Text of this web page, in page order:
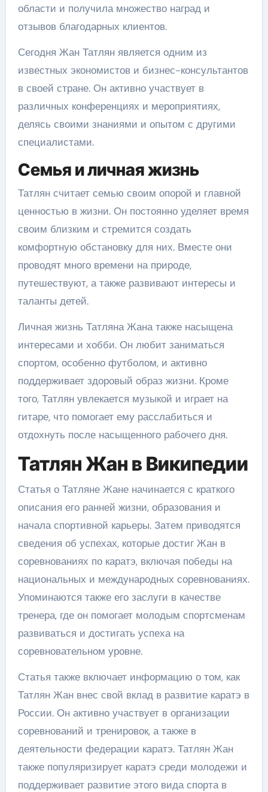
области и получила множество наград и
отзывов благодарных клиентов.
Сегодня Жан Татлян является одним из
известных экономистов и бизнес-консультантов
в своей стране. Он активно участвует в
различных конференциях и мероприятиях,
делясь своими знаниями и опытом с другими
специалистами.
Семья и личная жизнь
Татлян считает семью своим опорой и главной
ценностью в жизни. Он постоянно уделяет время
своим близким и стремится создать
комфортную обстановку для них. Вместе они
проводят много времени на природе,
путешествуют, а также развивают интересы и
таланты детей.
Личная жизнь Татляна Жана также насыщена
интересами и хобби. Он любит заниматься
спортом, особенно футболом, и активно
поддерживает здоровый образ жизни. Кроме
того, Татлян увлекается музыкой и играет на
гитаре, что помогает ему расслабиться и
отдохнуть после насыщенного рабочего дня.
Татлян Жан в Википедии
Статья о Татляне Жане начинается с краткого
описания его ранней жизни, образования и
начала спортивной карьеры. Затем приводятся
сведения об успехах, которые достиг Жан в
соревнованиях по каратэ, включая победы на
национальных и международных соревнованиях.
Упоминаются также его заслуги в качестве
тренера, где он помогает молодым спортсменам
развиваться и достигать успеха на
соревновательном уровне.
Статья также включает информацию о том, как
Татлян Жан внес свой вклад в развитие каратэ в
России. Он активно участвует в организации
соревнований и тренировок, а также в
деятельности федерации каратэ. Татлян Жан
также популяризирует каратэ среди молодежи и
поддерживает развитие этого вида спорта в